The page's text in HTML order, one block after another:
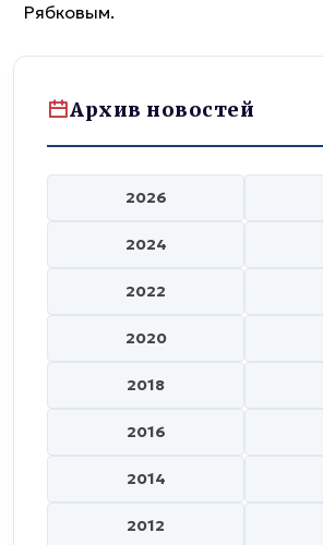
Рябковым.
Архив новостей
2026
2024
2022
2020
2018
2016
2014
2012